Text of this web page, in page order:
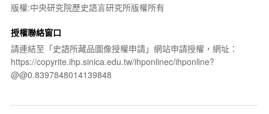
版權:中央研究院歷史語言研究所版權所有
授權聯絡窗口
請連結至「史語所藏品圖像授權申請」網站申請授權，網址：
https://copyrite.ihp.sinica.edu.tw/ihponlinec/ihponline?
@@0.8397848014139848